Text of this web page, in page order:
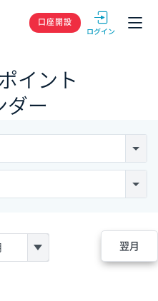
GMOクリック
口座開設
イント
ダー
翌月